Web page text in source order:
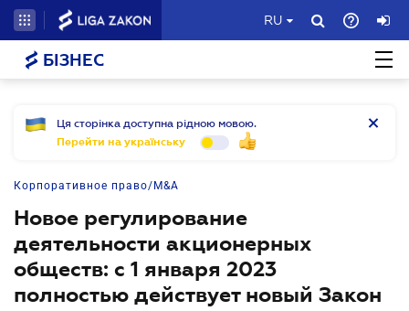
RU
БІЗНЕС
Ця сторінка доступна рідною мовою.
Перейти на українську
Корпоративное право/M&A
Новое регулирование
деятельности акционерных
обществ: с 1 января 2023
полностью действует новый Закон